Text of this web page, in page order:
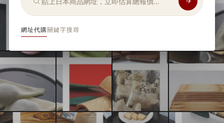
網址代購關鍵字搜尋